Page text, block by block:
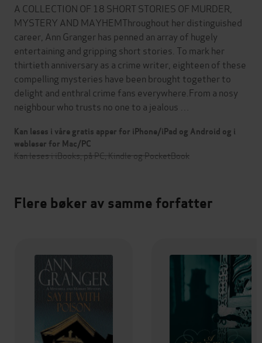
A COLLECTION OF 18 SHORT STORIES OF MURDER,
MYSTERY AND MAYHEMThroughout her distinguished
career, Ann Granger has penned an array of hugely
entertaining and gripping short stories. To mark her
thirtieth anniversary as a crime writer, eighteen of these
compelling mysteries have been brought together to
delight and enthral crime fans everywhere.From a nosy
neighbour who trusts no one to a jealous …
Kan leses i våre gratis apper for iPhone/iPad og Android og i
webleser for Mac/PC
Kan leses i iBooks, på PC, Kindle og PocketBook
Flere bøker av samme forfatter